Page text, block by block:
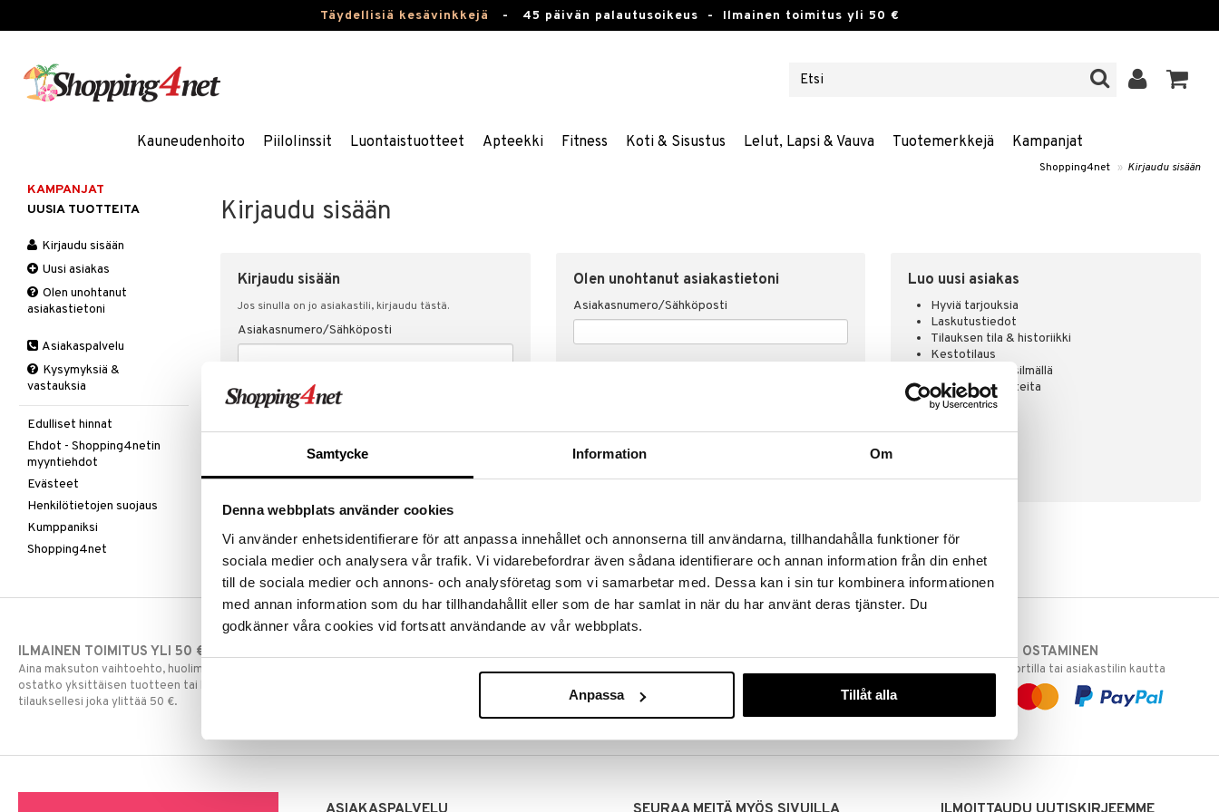
Samtycke Information Om
Denna webbplats använder cookies
Vi använder enhetsidentifierare för att anpassa innehållet och annonserna till användarna, tillhandahålla funktioner för
sociala medier och analysera vår trafik. Vi vidarebefordrar även sådana identifierare och annan information från din enhet
till de sociala medier och annons- och analysföretag som vi samarbetar med. Dessa kan i sin tur kombinera informationen
med annan information som du har tillhandahållit eller som de har samlat in när du har använt deras tjänster. Du
godkänner våra cookies vid fortsatt användande av vår webbplats.
Anpassa Tillåt alla
Täydellisiä kesävinkkejä - 45 päivän palautusoikeus - Ilmainen toimitus yli 50 €
Kauneudenhoito Piilolinssit Luontaistuotteet Apteekki Fitness Koti & Sisustus Lelut, Lapsi & Vauva Tuotemerkkejä Kampanjat
Shopping4net » Kirjaudu sisään
Kirjaudu sisään
Kirjaudu sisään
Jos sinulla on jo asiakastili, kirjaudu tästä.
Asiakasnumero/Sähköposti
Salasana
Olen unohtanut asiakastietoni
Asiakasnumero/Sähköposti
Luo uusi asiakas
Hyviä tarjouksia
Laskutustiedot
Tilauksen tila & historiikki
Kestotilaus
Pidä tuotteita silmällä
Arvostele tuotteita
Toivelistat
KAMPANJAT
UUSIA TUOTTEITA
Kirjaudu sisään
Uusi asiakas
Olen unohtanut
asiakastietoni
Asiakaspalvelu
Kysymyksiä &
vastauksia
Edulliset hinnat
Ehdot - Shopping4netin
myyntiehdot
Evästeet
Henkilötietojen suojaus
Kumppaniksi
Shopping4net
ILMAINEN TOIMITUS YLI 50 €
Aina maksuton vaihtoehto, huolimatta siitä
ostatko yksittäisen tuotteen tai koko
tilauksellesi joka ylittää 50 €.
Ennen kello 13.00 tehdyt tilaukset lähetetään
Ostamalla suuria eriä tuotteita varastoomme
voimme pitää hinnat alhaisina juuri Sinua varten!
Voit olla varma, että teet löytöjä sivuillamme.
TURVALLINEN OSTAMINEN
laskulla, pankkikortilla tai asiakastilin kautta